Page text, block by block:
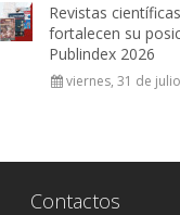
Revistas
fortalecen su
Publindex 2026
viernes, 31 de
Contactos